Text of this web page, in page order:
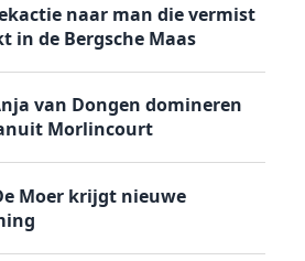
naar man die vermist
in de Bergsche Maas
van Dongen domineren
Morlincourt
Moer krijgt nieuwe